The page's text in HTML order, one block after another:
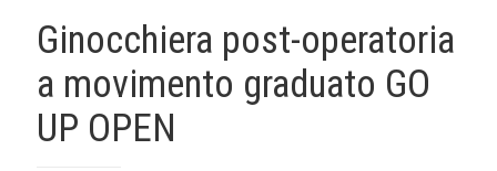
Ginocchiera post-operatoria
a movimento graduato GO
UP OPEN